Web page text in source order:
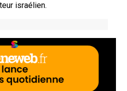
israélien.